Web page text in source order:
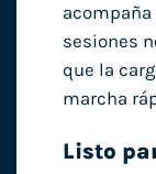
sesiones
que la
marcha
Listo